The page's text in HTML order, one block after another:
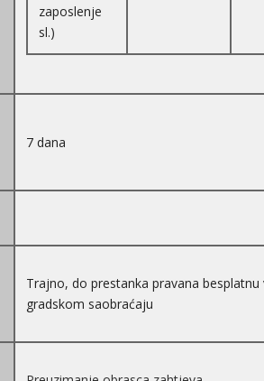
zaposlenje
sl.)
7 dana
Trajno, do prestanka pravana
gradskom saobraćaju